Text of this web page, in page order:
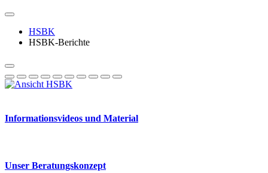
HSBK
HSBK-Berichte
Informationsvideos und Material
Unser Beratungskonzept